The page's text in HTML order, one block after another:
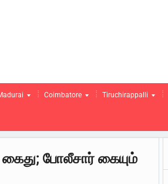
Coimbatore Tiruchirappalli
கைது; போலீசார் கையும்